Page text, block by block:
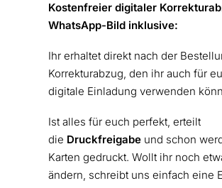
Kostenfreier digitaler
WhatsApp-Bild inklusive:
Ihr erhaltet direkt nach der
Korrekturabzug, den ihr auch für
digitale Einladung verwenden
Ist alles für euch perfekt, erteilt
die Druckfreigabeund schon
Karten gedruckt. Wollt ihr noch
ändern, schreibt uns einfach eine